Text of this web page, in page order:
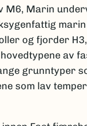
M6, Marin
og fjorder
av
grunntyper
som lav